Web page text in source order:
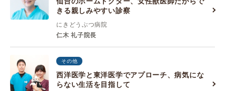
きる親しみやすい診察
にきどうぶつ病院
仁木 礼子院長
その他
西洋医学と東洋医学でアプローチ、病気にな
らない生活を目指して